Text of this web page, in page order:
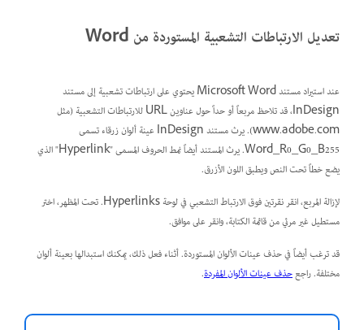
تعديل الارتباطات التشعبية المستوردة من Word
عند استيراد مستند Microsoft Word يحتوي على ارتباطات تشعبية إلى مستند
InDesign، قد تلاحظ مربعاً أو حداً حول عناوين URL للارتباطات التشعبية (مثل
www.adobe.com). يرث مستند InDesign عينة ألوان زرقاء تسمى
Word_R0_G0_B255. يرث المستند أيضاً نمط الحروف المسمى "Hyperlink" الذي
يضع خطاً تحت النص ويطبق اللون الأزرق.
لإزالة المربع، انقر نقرتين فوق الارتباط التشعبي في لوحة Hyperlinks. تحت المظهر، اختر
مستطيل غير مرئي من قائمة الكتابة، وانقر على موافق.
قد ترغب أيضاً في حذف عينات الألوان المستوردة. أثناء فعل ذلك، يمكنك استبدالها بعينة ألوان
مختلفة. راجعحذف عينات الألوان المفردة.